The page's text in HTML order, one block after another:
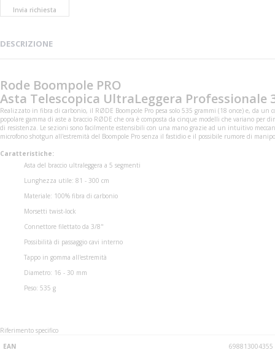
Invia richiesta
DESCRIZIONE
Rode Boompole PRO
Asta Telescopica UltraLeggera Professionale
Realizzato in fibra di carbonio, il RØDE Boompole Pro pesa solo 535 grammi (18 once) e, da
popolare gamma di aste a braccio RØDE che ora è composta da cinque modelli che variano
di resistenza. Le sezioni sono facilmente estensibili con una mano grazie ad un intuitivo
microfono shotgun all'estremità del Boompole Pro senza il fastidio e il possibile rumore di
Caratteristiche:
Asta del braccio ultraleggera a 5 segmenti
Lunghezza utile: 81 - 300 cm
Materiale: 100% fibra di carbonio
Morsetti twist-lock
Connettore filettato da 3/8"
Possibilità di passaggio cavi interno
Tappo in gomma all'estremità
Diametro: 16 - 30 mm
Peso: 535 g
Riferimento specifico
EAN
698813004355